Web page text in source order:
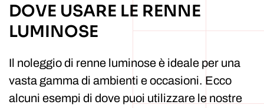
DOVE USARE LE RENNE
LUMINOSE
Il noleggio di renne luminose è ideale per una
vasta gamma di ambienti e occasioni. Ecco
alcuni esempi di dove puoi utilizzare le nostre